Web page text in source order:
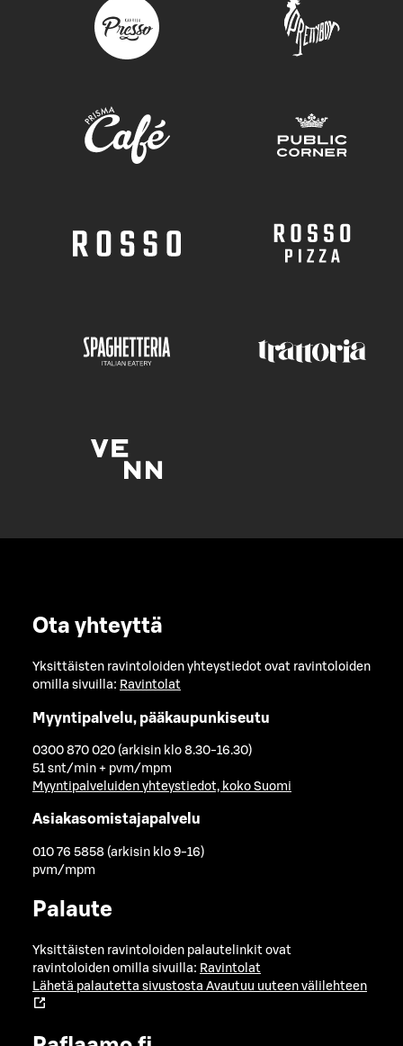
Ota yhteyttä
Yksittäisten ravintoloiden yhteystiedot ovat ravintoloiden
omilla sivuilla: Ravintolat
Myyntipalvelu, pääkaupunkiseutu
0300 870 020 (arkisin klo 8.30-16.30)
51 snt/min + pvm/mpm
Myyntipalveluiden yhteystiedot, koko Suomi
Asiakasomistajapalvelu
010 76 5858 (arkisin klo 9-16)
pvm/mpm
Palaute
Yksittäisten ravintoloiden palautelinkit ovat
ravintoloiden omilla sivuilla: Ravintolat
Lähetä palautetta sivustosta Avautuu uuteen välilehteen